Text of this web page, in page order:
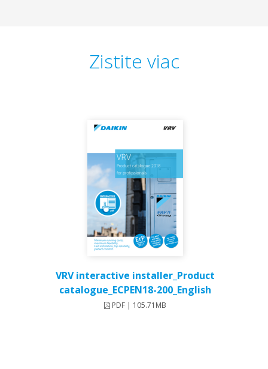
Zistite viac
VRV interactive installer_Product
catalogue_ECPEN18-200_English
PDF | 105.71MB